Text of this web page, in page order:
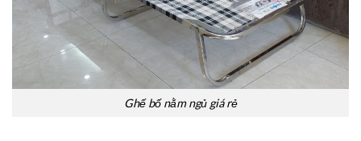
Ghế bố nằm ngủ giá rẻ